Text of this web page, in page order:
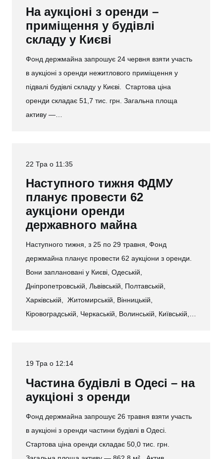
На аукціоні з оренди –
приміщення у будівлі
складу у Києві
Фонд держмайна запрошує 24 червня взяти участь
в аукціоні з оренди нежитлового приміщення у
підвалі будівлі складу у Києві. Стартова ціна
оренди складає 51,7 тис. грн. Загальна площа
активу —…
22 Тра о 11:35
Наступного тижня ФДМУ
планує провести 62
аукціони оренди
державного майна
Наступного тижня, з 25 по 29 травня, Фонд
держмайна планує провести 62 аукціони з оренди.
Вони заплановані у Києві, Одеській,
Дніпропетровській, Львівській, Полтавській,
Харківській, Житомирській, Вінницькій,
Кіровоградській, Черкаській, Волинській, Київській,…
19 Тра о 12:14
Частина будівлі в Одесі – на
аукціоні з оренди
Фонд держмайна запрошує 26 травня взяти участь
в аукціоні з оренди частини будівлі в Одесі.
Стартова ціна оренди складає 50,0 тис. грн.